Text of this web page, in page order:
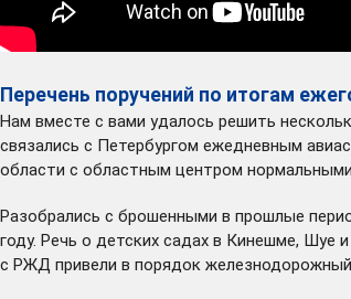
Перечень поручений по итогам
Нам вместе с вами удалось решить
связались с Петербургом ежедневным
области с областным центром
Разобрались с брошенными в прошлые
году. Речь о детских садах в Кинешме, Шуе
с РЖД привели в порядок железнодорожный